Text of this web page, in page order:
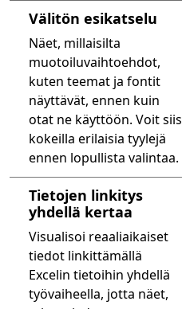
microsoft-visio-2010
Välitön esikatselu
Näet, millaisilta
muotoiluvaihtoehdot,
kuten teemat ja fontit
näyttävät, ennen kuin
otat ne käyttöön. Voit siis
kokeilla erilaisia tyylejä
ennen lopullista valintaa.
Tietojen linkitys
yhdellä kertaa
Visualisoi reaaliaikaiset
tiedot linkittämällä
Excelin tietoihin yhdellä
työvaiheella, jotta näet,